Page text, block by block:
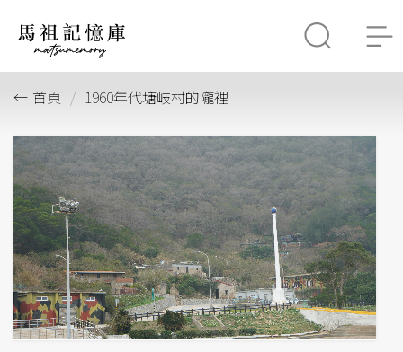
首頁 1960年代塘岐村的隴裡